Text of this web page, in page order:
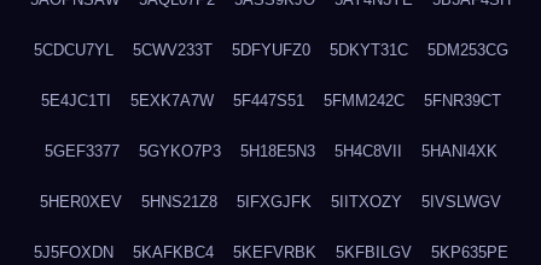
5CDCU7YL 5CWV233T 5DFYUFZ0 5DKYT31C 5DM253CG
5E4JC1TI 5EXK7A7W 5F447S51 5FMM242C 5FNR39CT
5GEF3377 5GYKO7P3 5H18E5N3 5H4C8VII 5HANI4XK
5HER0XEV 5HNS21Z8 5IFXGJFK 5IITXOZY 5IVSLWGV
5J5FOXDN 5KAFKBC4 5KEFVRBK 5KFBILGV 5KP635PE